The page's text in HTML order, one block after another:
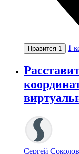
Нравится 1 1
Сергей Соколов